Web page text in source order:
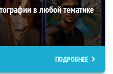
в любой тематике
ПОДРОБНЕЕ